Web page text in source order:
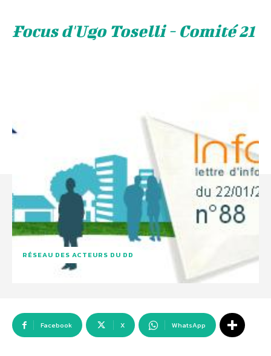
Focus d'Ugo Toselli - Comité 21
RÉSEAU DES ACTEURS DU DD
Facebook X WhatsApp